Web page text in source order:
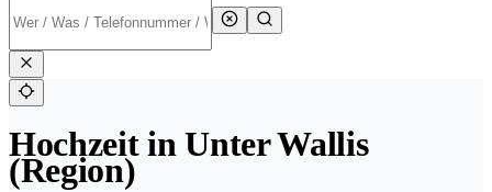
Hochzeit in Unter Wallis
(Region)